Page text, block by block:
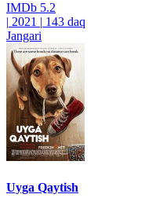
IMDb 5.2
| 2021 | 143 daq
Jangari
Uyga Qaytish